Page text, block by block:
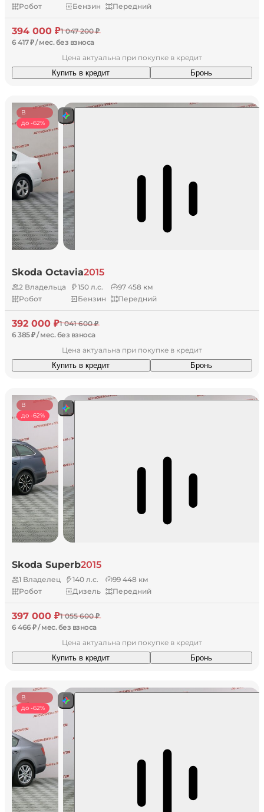
Робот
Бензин Передний
394 000 ₽1 047 200 ₽
6 417 ₽ / мес. без взноса
Цена актуальна при покупке в кредит
Купить в кредит
Бронь
В
наличии
до -62%
Skoda Octavia2015
2 Владельца 150 л.с.
97 458 км
Робот
Бензин Передний
392 000 ₽1 041 600 ₽
6 385 ₽ / мес. без взноса
Цена актуальна при покупке в кредит
Купить в кредит
Бронь
В
наличии
до -62%
Skoda Superb2015
1 Владелец 140 л.с.
99 448 км
Робот
Дизель Передний
397 000 ₽1 055 600 ₽
6 466 ₽ / мес. без взноса
Цена актуальна при покупке в кредит
Купить в кредит
Бронь
В
наличии
до -62%